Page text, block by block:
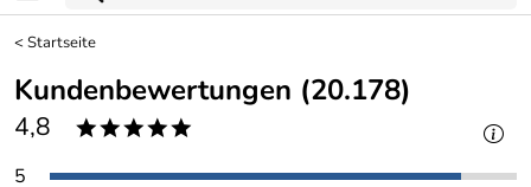
<Startseite
Kundenbewertungen (20.178)
4,8 *****
5